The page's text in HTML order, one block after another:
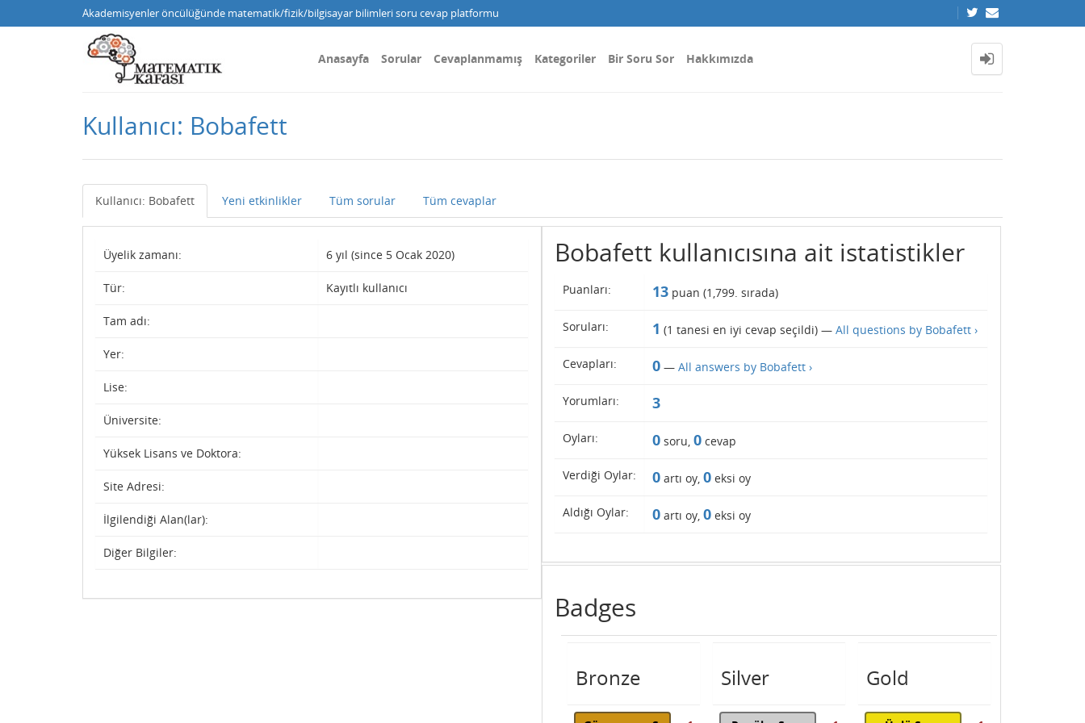
Akademisyenler öncülüğünde matematik/fizik/bilgisayar bilimleri soru cevap platformu
Anasayfa Sorular Cevaplanmamış Kategoriler Bir Soru Sor Hakkımızda
Kullanıcı: Bobafett
Kullanıcı: Bobafett Yeni etkinlikler Tüm sorular Tüm cevaplar
Üyelik zamanı: 6 yıl (since 5 Ocak 2020)
Tür: Kayıtlı kullanıcı
Tam adı:
Yer:
Lise:
Üniversite:
Yüksek Lisans ve Doktora:
Site Adresi:
İlgilendiği Alan(lar):
Diğer Bilgiler:
Bobafett kullanıcısına ait istatistikler
Puanları: 13puan (1,799. sırada)
Soruları: 1 (1 tanesi en iyi cevap seçildi) — All questions by Bobafett ›
Cevapları: 0— All answers by Bobafett ›
Yorumları: 3
Oyları: 0soru, 0cevap
Verdiği Oylar: 0artı oy, 0eksi oy
Aldığı Oylar: 0artı oy, 0eksi oy
Badges
Bronze Silver Gold